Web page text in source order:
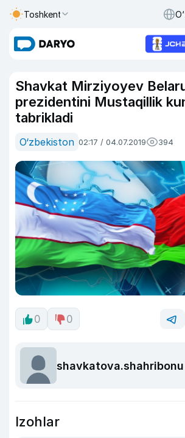
Toshkent
Shavkat Mirziyoyev
prezidentini Mustaqillik
tabrikladi
O‘zbekiston 02:17 / 04.07.2019 394
0 0
shavkatova.shahribonu
Izohlar